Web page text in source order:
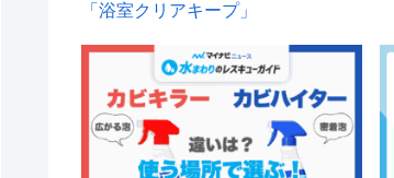
「浴室クリアキープ」